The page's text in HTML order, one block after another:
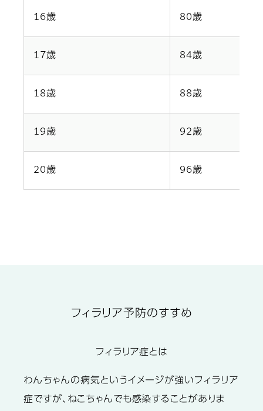
16歳 80歳
17歳 84歳
18歳 88歳
19歳 92歳
20歳 96歳
フィラリア予防のすすめ
フィラリア症とは
わんちゃんの病気というイメージが強いフィラリア
症ですが、ねこちゃんでも感染することがありま